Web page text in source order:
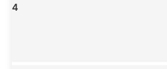
4